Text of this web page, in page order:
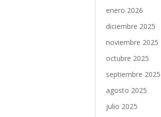
enero 2026
diciembre 2025
noviembre 2025
octubre 2025
septiembre 2025
agosto 2025
julio 2025